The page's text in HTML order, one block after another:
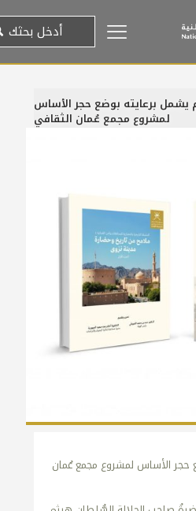
يشمل برعايته بوضع حجر الأساس
لمشروع مجمع عُمان الثقافي
حجر الأساس لمشروع مجمع عُمان